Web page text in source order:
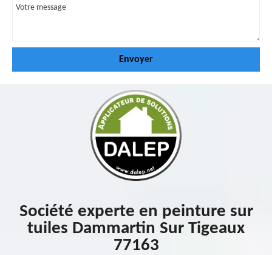
Société experte en peinture sur
tuiles Dammartin Sur Tigeaux
77163